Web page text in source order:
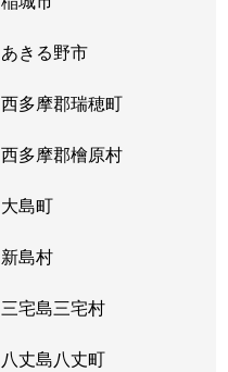
あきる野市
西多摩郡瑞穂町
西多摩郡檜原村
大島町
新島村
三宅島三宅村
八丈島八丈町